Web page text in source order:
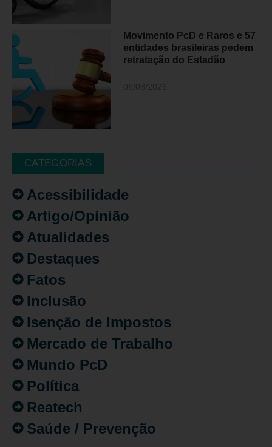
Movimento PcD e Raros e 57
entidades brasileiras pedem
retratação do Estadão
CATEGORIAS
Acessibilidade
Artigo/Opinião
Atualidades
Destaques
Fatos
Inclusão
Isenção de Impostos
Mercado de Trabalho
Mundo PcD
Política
Reatech
Saúde / Prevenção